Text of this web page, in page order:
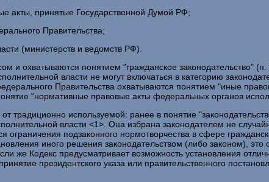
акты, принятые Государственной Думой РФ;
Правительства;
(министерств и ведомств РФ).
и охватываются понятием "гражданское законодательство"
власти не могут включаться в категорию
Правительства охватываются понятием "иные
"нормативные правовые акты федеральных органов
традиционно используемой: ранее в понятие
власти <1>. Она избрана законодателем не
ограничения подзаконного нормотворчества в сфере
иного решения законодательством (либо законом), это
же Кодекс предусматривает возможность установления
президентского указа или правительственного